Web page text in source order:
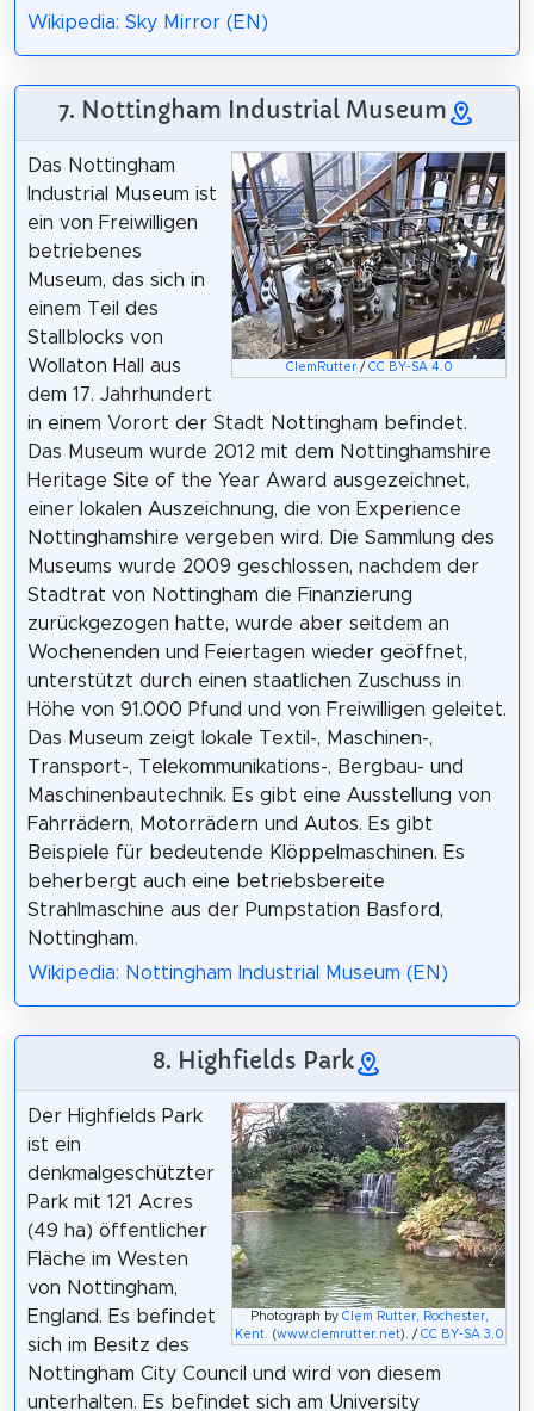
Wikipedia: Sky Mirror (EN)
7. Nottingham Industrial Museum
ClemRutter/ CC BY-SA 4.0
Das Nottingham
Industrial Museum ist
ein von Freiwilligen
betriebenes
Museum, das sich in
einem Teil des
Stallblocks von
Wollaton Hall aus
dem 17. Jahrhundert
in einem Vorort der Stadt Nottingham befindet.
Das Museum wurde 2012 mit dem Nottinghamshire
Heritage Site of the Year Award ausgezeichnet,
einer lokalen Auszeichnung, die von Experience
Nottinghamshire vergeben wird. Die Sammlung des
Museums wurde 2009 geschlossen, nachdem der
Stadtrat von Nottingham die Finanzierung
zurückgezogen hatte, wurde aber seitdem an
Wochenenden und Feiertagen wieder geöffnet,
unterstützt durch einen staatlichen Zuschuss in
Höhe von 91.000 Pfund und von Freiwilligen geleitet.
Das Museum zeigt lokale Textil-, Maschinen-,
Transport-, Telekommunikations-, Bergbau- und
Maschinenbautechnik. Es gibt eine Ausstellung von
Fahrrädern, Motorrädern und Autos. Es gibt
Beispiele für bedeutende Klöppelmaschinen. Es
beherbergt auch eine betriebsbereite
Strahlmaschine aus der Pumpstation Basford,
Nottingham.
Wikipedia: Nottingham Industrial Museum (EN)
8. Highfields Park
Photograph by Clem Rutter, Rochester,
Kent. (www.clemrutter.net). / CC BY-SA 3.0
Der Highfields Park
ist ein
denkmalgeschützter
Park mit 121 Acres
(49 ha) öffentlicher
Fläche im Westen
von Nottingham,
England. Es befindet
sich im Besitz des
Nottingham City Council und wird von diesem
unterhalten. Es befindet sich am University